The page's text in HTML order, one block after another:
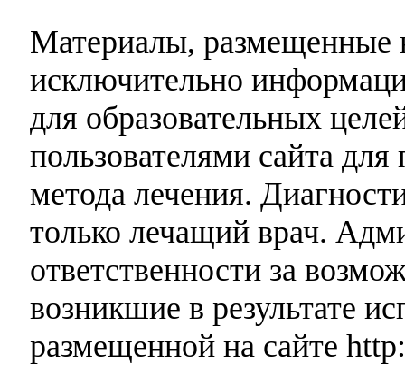
Материалы, размещенные
исключительно
для образовательных
пользователями сайта
метода лечения.
только лечащий врач.
ответственности за
возникшие в результате
размещенной на сайте